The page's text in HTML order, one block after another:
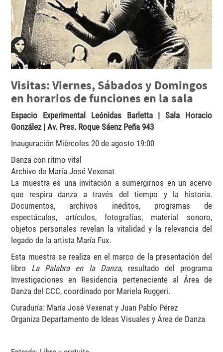
Visitas: Viernes, Sábados y Domingos
en horarios de funciones en la sala
Espacio Experimental Leónidas Barletta | Sala Horacio
González | Av. Pres. Roque Sáenz Peña 943
Inauguración Miércoles 20 de agosto 19:00
Danza con ritmo vital
Archivo de María José Vexenat
La muestra es una invitación a sumergirnos en un acervo
que respira danza a través del tiempo y la historia.
Documentos, archivos inéditos, programas de
espectáculos, artículos, fotografías, material sonoro,
objetos personales revelan la vitalidad y la relevancia del
legado de la artista María Fux.
Esta muestra se realiza en el marco de la presentación del
libro La Palabra en la Danza, resultado del programa
Investigaciones en Residencia perteneciente al Área de
Danza del CCC, coordinado por Mariela Ruggeri.
Curaduría: María José Vexenat y Juan Pablo Pérez
Organiza Departamento de Ideas Visuales y Área de Danza